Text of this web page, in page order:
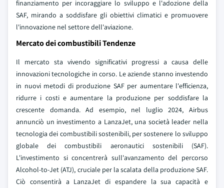
finanziamento per incoraggiare lo sviluppo e l'adozione della
SAF, mirando a soddisfare gli obiettivi climatici e promuovere
l'innovazione nel settore dell'aviazione.
Mercato dei combustibili Tendenze
Il mercato sta vivendo significativi progressi a causa delle
innovazioni tecnologiche in corso. Le aziende stanno investendo
in nuovi metodi di produzione SAF per aumentare l'efficienza,
ridurre i costi e aumentare la produzione per soddisfare la
crescente domanda. Ad esempio, nel luglio 2024, Airbus
annunciò un investimento a LanzaJet, una società leader nella
tecnologia dei combustibili sostenibili, per sostenere lo sviluppo
globale dei combustibili aeronautici sostenibili (SAF).
L'investimento si concentrerà sull'avanzamento del percorso
Alcohol-to-Jet (ATJ), cruciale per la scalata della produzione SAF.
Ciò consentirà a LanzaJet di espandere la sua capacità e